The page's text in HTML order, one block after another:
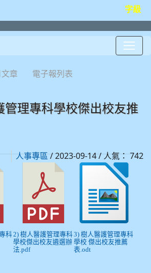
字級
文章 電子報列表
管理專科學校傑出校友推
人事專區/ 2023-09-14 / 人氣： 742
科2) 樹人醫護管理專科
學校傑出校友遴選辦
法.pdf
3) 樹人醫護管理專科
學校 傑出校友推薦
表.odt